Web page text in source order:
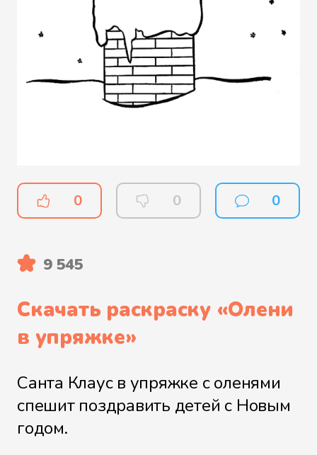
0 0 0
9 545
Скачать раскраску «Олени
в упряжке»
Санта Клаус в упряжке с оленями
спешит поздравить детей с Новым
годом.